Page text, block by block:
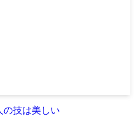
の技は美しい